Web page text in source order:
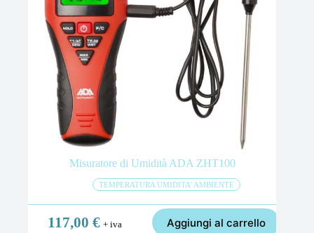
Misuratore di Umidità ADA ZHT100
TEMPERATURA UMIDITA' AMBIENTE
117,00€ + iva Aggiungi al carrello